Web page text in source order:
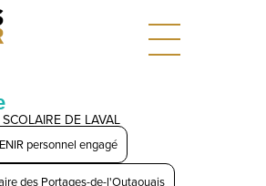
DE LAVAL
personnel engagé
des Portages-de-l'Outaouais